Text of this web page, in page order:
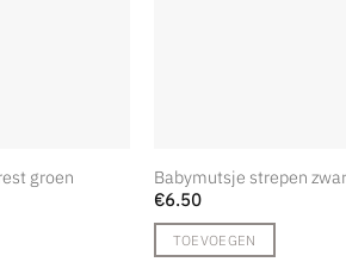
groen
Babymutsje strepen
€6.50
TOEVOEGEN